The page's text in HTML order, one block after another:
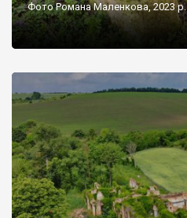
Фото Романа Маленкова, 2023 р.